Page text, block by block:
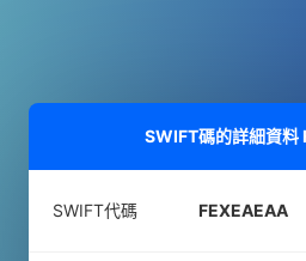
SWIFT碼的詳細資料
SWIFT代碼 FEXEAEAA